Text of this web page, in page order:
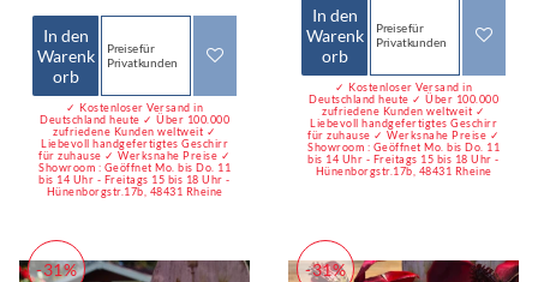
In den
Warenk
orb
Preise für
Privatkunden
✓ Kostenloser Versand in
Deutschland heute ✓ Über 100.000
zufriedene Kunden weltweit ✓
Liebevoll handgefertigtes Geschirr
für zuhause ✓ Werksnahe Preise ✓
Showroom : Geöffnet Mo. bis Do. 11
bis 14 Uhr - Freitags 15 bis 18 Uhr -
Hünenborgstr.17b, 48431 Rheine
In den
Warenk
orb
Preise für
Privatkunden
✓ Kostenloser Versand in
Deutschland heute ✓ Über 100.000
zufriedene Kunden weltweit ✓
Liebevoll handgefertigtes Geschirr
für zuhause ✓ Werksnahe Preise ✓
Showroom : Geöffnet Mo. bis Do. 11
bis 14 Uhr - Freitags 15 bis 18 Uhr -
Hünenborgstr.17b, 48431 Rheine
-31% -31%